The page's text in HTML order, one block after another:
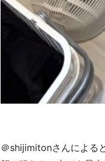
＠shijimitonさんによる